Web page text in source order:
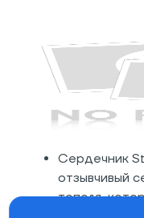
Сердечник
отзывчивый
тополя,